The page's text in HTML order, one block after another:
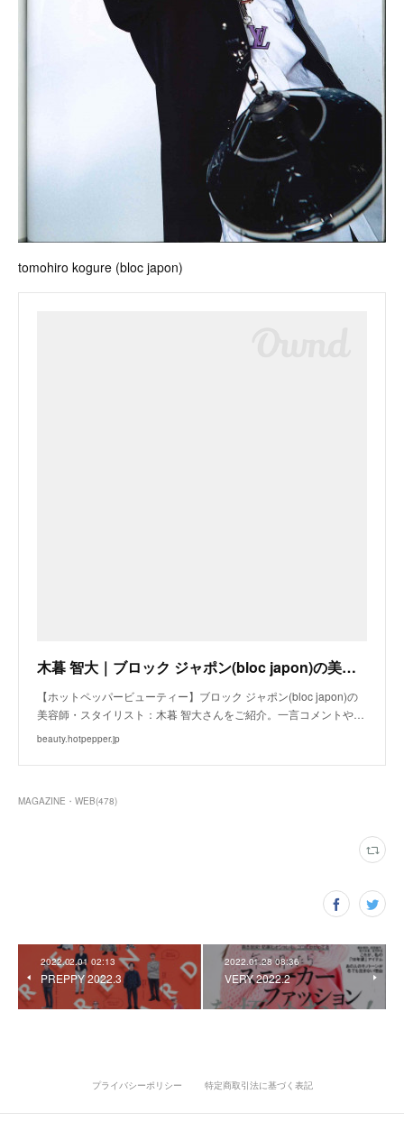
tomohiro kogure (bloc japon)
木暮 智大｜ブロック ジャポン(bloc japon)の美容師・スタイリスト｜ホットペッパービューティー
【ホットペッパービューティー】ブロック ジャポン(bloc japon)の
美容師・スタイリスト：木暮 智大さんをご紹介。一言コメントや…
beauty.hotpepper.jp
MAGAZINE・WEB(478)
2022.02.01 02:13
PREPPY 2022.3
2022.01.28 08:36
VERY 2022.2
プライバシーポリシー 特定商取引法に基づく表記